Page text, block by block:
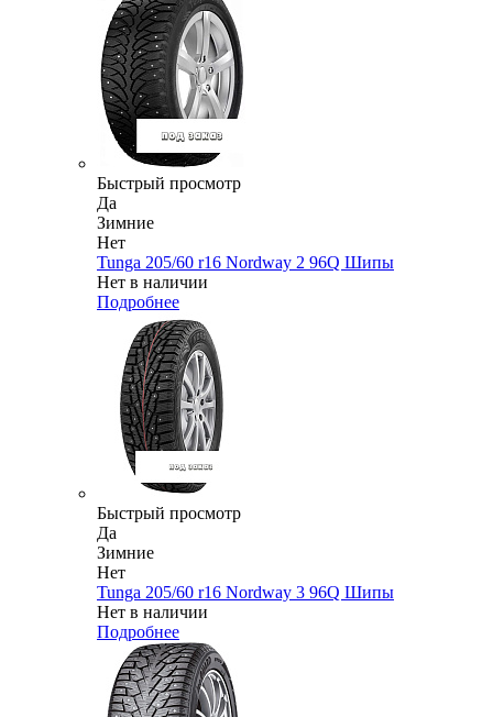
Быстрый просмотр
Да
Зимние
Нет
Tunga 205/60 r16 Nordway 2 96Q Шипы
Нет в наличии
Подробнее
Быстрый просмотр
Да
Зимние
Нет
Tunga 205/60 r16 Nordway 3 96Q Шипы
Нет в наличии
Подробнее